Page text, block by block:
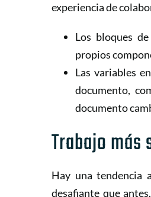
experiencia de
Los bloques
propios
Las variables
documento,
documento
Trabajo más
Hay una tendencia
desafiante que